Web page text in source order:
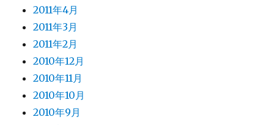
2011年4月
2011年3月
2011年2月
2010年12月
2010年11月
2010年10月
2010年9月